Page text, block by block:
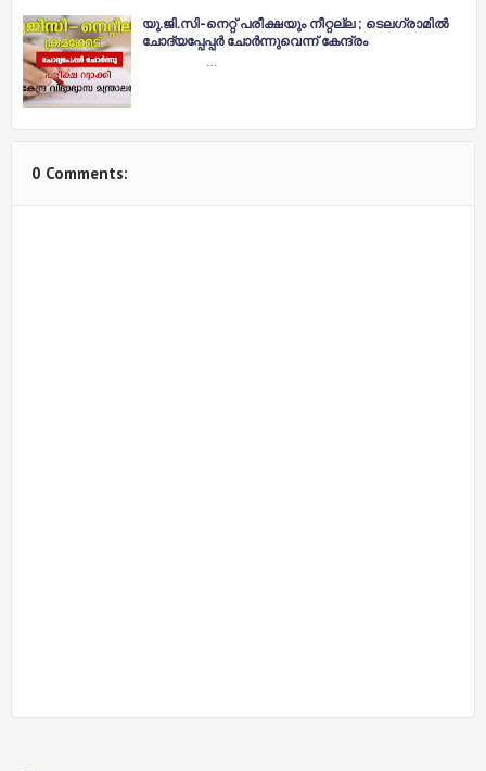
യു.ജി.സി-നെറ്റ് പരീക്ഷയും നീറ്റല്ല ; ടെലഗ്രാമിൽ
ചോദ്യപ്പേപ്പർ ചോർന്നുവെന്ന് കേന്ദ്രം
…
0 Comments: